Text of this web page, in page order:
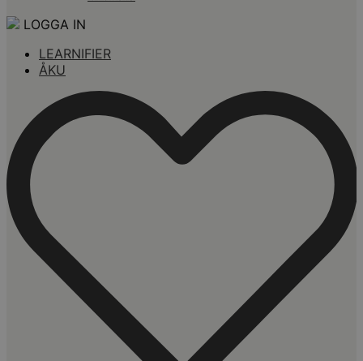
LOGGA IN
LEARNIFIER
ÅKU